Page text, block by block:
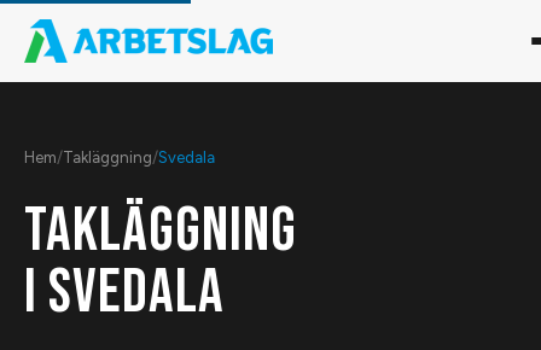
Hem/Takläggning/Svedala
TAKLÄGGNING
I SVEDALA